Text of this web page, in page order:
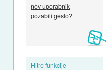
nov uporabnik
pozabili geslo?
Hitre funkcije